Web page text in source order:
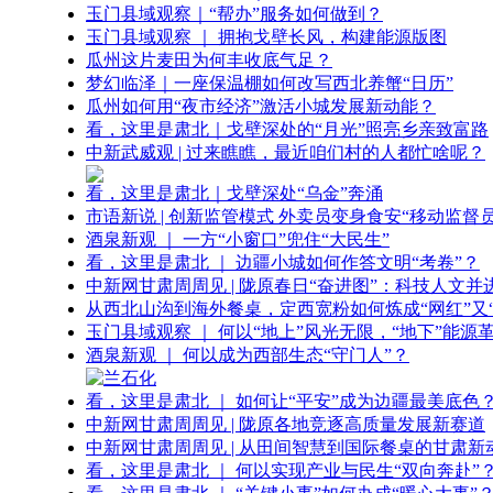
玉门县域观察｜“帮办”服务如何做到？
玉门县域观察 ｜ 拥抱戈壁长风，构建能源版图
瓜州这片麦田为何丰收底气足？
梦幻临泽｜一座保温棚如何改写西北养蟹“日历”
瓜州如何用“夜市经济”激活小城发展新动能？
看，这里是肃北｜戈壁深处的“月光”照亮乡亲致富路
中新武威观 | 过来瞧瞧，最近咱们村的人都忙啥呢？
看，这里是肃北｜戈壁深处“乌金”奔涌
市语新说 | 创新监管模式 外卖员变身食安“移动监督
酒泉新观 ｜ 一方“小窗口”兜住“大民生”
看，这里是肃北 ｜ 边疆小城如何作答文明“考卷”？
中新网甘肃周周见 | 陇原春日“奋进图”：科技人文并
从西北山沟到海外餐桌，定西宽粉如何炼成“网红”又
玉门县域观察 ｜ 何以“地上”风光无限，“地下”能源
酒泉新观 ｜ 何以成为西部生态“守门人”？
看，这里是肃北 ｜ 如何让“平安”成为边疆最美底色？
中新网甘肃周周见 | 陇原各地竞逐高质量发展新赛道
中新网甘肃周周见 | 从田间智慧到国际餐桌的甘肃新
看，这里是肃北 ｜ 何以实现产业与民生“双向奔赴”？